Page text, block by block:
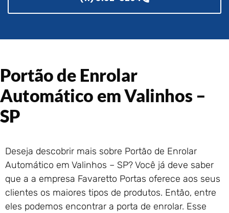
Portão de Garagem de
Enrolar em Petrópolis – RJ
Portão de Garagem de
Enrolar em Paraty – RJ
Enrolar em Nova Friburgo –
RJ
Portão de Enrolar
Automático em Valinhos –
SP
Deseja descobrir mais sobre Portão de Enrolar
Automático em Valinhos – SP? Você já deve saber
que a a empresa Favaretto Portas oferece aos seus
clientes os maiores tipos de produtos. Então, entre
eles podemos encontrar a porta de enrolar. Esse